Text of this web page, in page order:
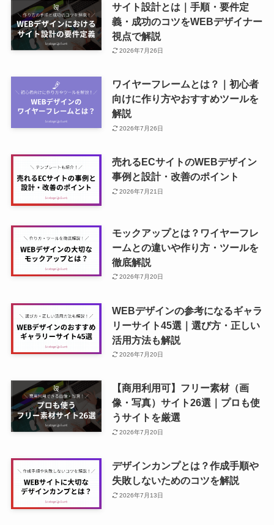
サイト設計とは｜手順・要件定
義・成功のコツをWEBデザイナー
視点で解説
2026年7月26日
ワイヤーフレームとは？｜初心者
向けに作り方やおすすめツールを
解説
2026年7月26日
売れるECサイトのWEBデザイン
事例と設計・改善のポイント
2026年7月21日
モックアップとは？ワイヤーフレ
ームとの違いや作り方・ツールを
徹底解説
2026年7月20日
WEBデザインの参考になるギャラ
リーサイト45選｜選び方・正しい
活用方法も解説
2026年7月20日
【商用利用可】フリー素材（画
像・写真）サイト26選｜プロも使
うサイトを厳選
2026年7月20日
デザインカンプとは？作成手順や
失敗しないためのコツを解説
2026年7月13日